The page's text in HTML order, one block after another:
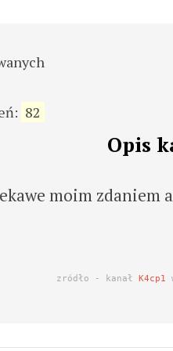
82
Opis
moim zdaniem
zródło - kanałK4cp1